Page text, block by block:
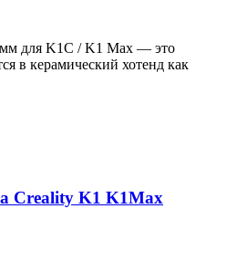
для K1C / K1 Max — это
в керамический хотенд как
Creality K1 K1Max